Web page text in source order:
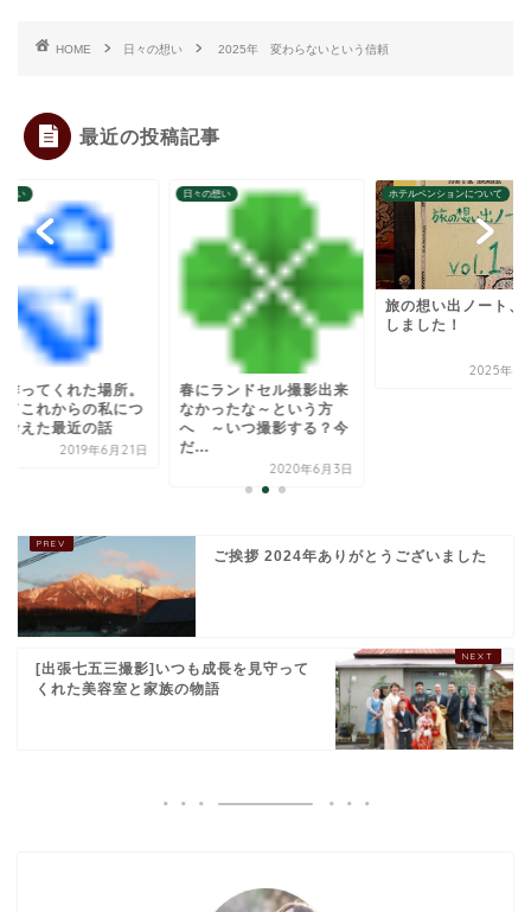
HOME 日々の想い 2025年 変わらないという信頼
最近の投稿記事
想い
ランドセル撮影出来
ったな～という方
いつ撮影する？今
ホテルペンションについて
旅の想い出ノート、設置
しました！
2025年4月14日
日々の想い
ご挨拶 2024年ありがとうございました
[出張七五三撮影]いつも成長を見守って
くれた美容室と家族の物語